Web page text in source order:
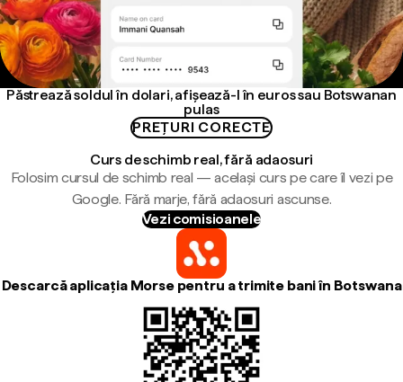
Păstrează soldul în dolari, afișează-l în euros sau Botswanan
pulas
PREȚURI CORECTE
Curs de schimb real, fără adaosuri
Folosim cursul de schimb real — același curs pe care îl vezi pe
Google. Fără marje, fără adaosuri ascunse.
Vezi comisioanele
Descarcă aplicația Morse pentru a trimite bani în Botswana